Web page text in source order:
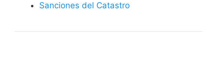
Sanciones del Catastro